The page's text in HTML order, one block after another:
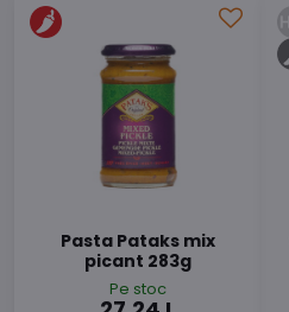
Pasta Pataks mix
picant 283g
Pe stoc